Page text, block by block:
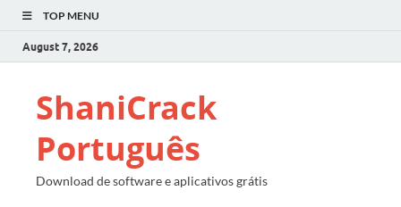
TOP MENU
August 7, 2026
ShaniCrack
Português
Download de software e aplicativos grátis